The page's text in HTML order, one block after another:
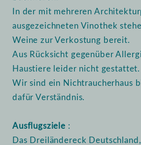
In der mit mehreren
ausgezeichneten Vinothek
Weine zur Verkostung bereit.
Aus Rücksicht gegenüber
Haustiere leider nicht gestattet.
Wir sind ein Nichtraucherhaus
dafür Verständnis.
Ausflugsziele :
Das Dreiländereck